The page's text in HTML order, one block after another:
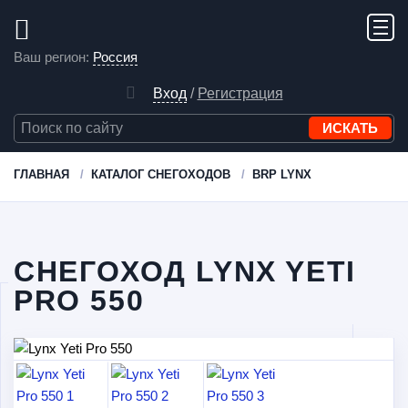
Ваш регион: Россия
Вход / Регистрация
ГЛАВНАЯ КАТАЛОГ СНЕГОХОДОВ BRP LYNX
СНЕГОХОД LYNX YETI
PRO 550